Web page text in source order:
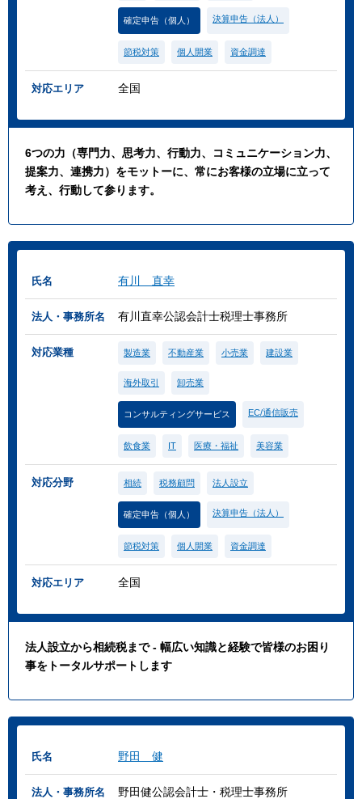
確定申告（個人） 決算申告（法人）
節税対策 個人開業 資金調達
対応エリア 全国
6つの力（専門力、思考力、行動力、コミュニケーション力、
提案力、連携力）をモットーに、常にお客様の立場に立って
考え、行動して参ります。
氏名 有川 直幸
法人・事務所名 有川直幸公認会計士税理士事務所
対応業種 製造業 不動産業 小売業 建設業
海外取引 卸売業
コンサルティングサービス EC/通信販売
飲食業 IT 医療・福祉 美容業
対応分野 相続 税務顧問 法人設立
確定申告（個人） 決算申告（法人）
節税対策 個人開業 資金調達
対応エリア 全国
法人設立から相続税まで - 幅広い知識と経験で皆様のお困り
事をトータルサポートします
氏名 野田 健
法人・事務所名 野田健公認会計士・税理士事務所